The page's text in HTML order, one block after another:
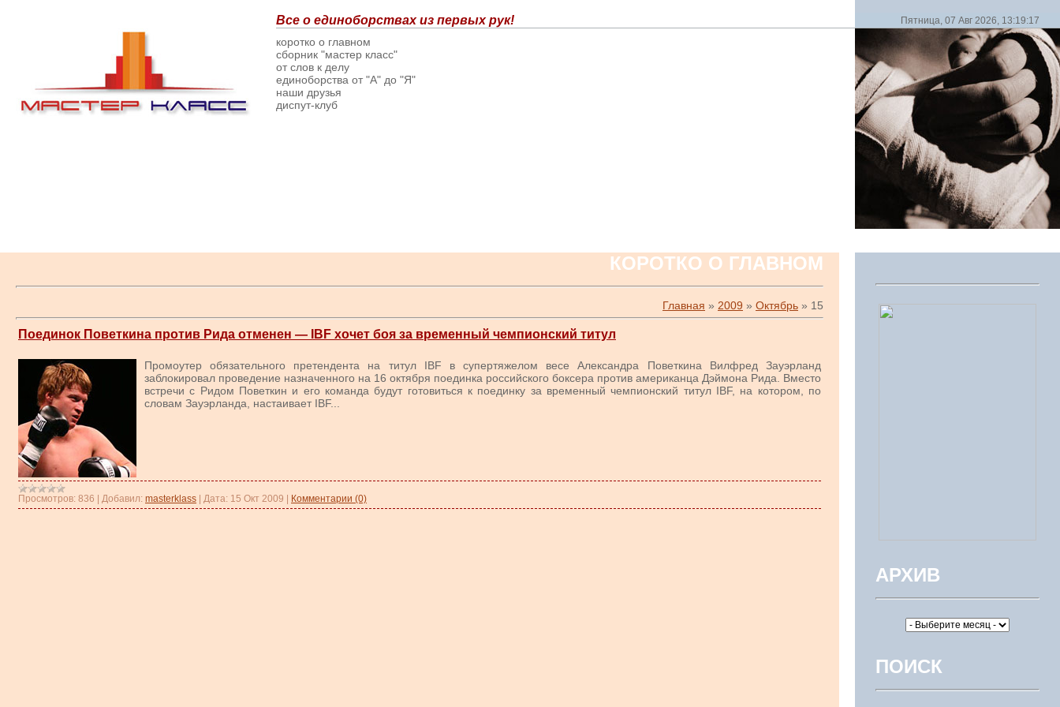
Все о единоборствах из первых рук! Пятница, 07 Авг 2026, 13:19:17
коротко о главном
сборник "мастер класс"
от слов к делу
единоборства от "А" до "Я"
наши друзья
диспут-клуб
КОРОТКО О ГЛАВНОМ
Главная » 2009 » Октябрь » 15
Поединок Поветкина против Рида отменен — IBF хочет боя за временный чемпионский титул
Промоутер обязательного претендента на титул IBF в супертяжелом весе Александра Поветкина Вилфред Зауэрланд
заблокировал проведение назначенного на 16 октября поединка российского боксера против американца Дэймона Рида. Вместо
встречи с Ридом Поветкин и его команда будут готовиться к поединку за временный чемпионский титул IBF, на котором, по
словам Зауэрланда, настаивает IBF...
Просмотров: 836 Добавил: masterklass Дата: 15 Окт 2009 Комментарии (0)
АРХИВ
ПОИСК